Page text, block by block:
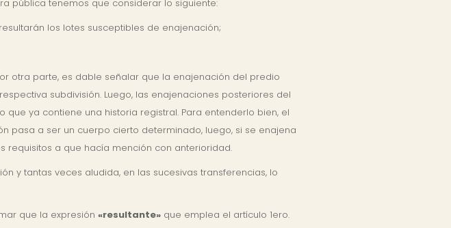
pública tenemos que considerar lo siguiente:
los lotes susceptibles de enajenación;
otra parte, es dable señalar que la enajenación del predio
subdivisión. Luego, las enajenaciones posteriores del
ya contiene una historia registral. Para entenderlo bien, el
pasa a ser un cuerpo cierto determinado, luego, si se enajena
requisitos a que hacía mención con anterioridad.
y tantas veces aludida, en las sucesivas transferencias, lo
que la expresión «resultante» que emplea el artículo 1ero.